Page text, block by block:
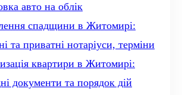
авто на облік
спадщини в Житомирі:
та приватні нотаріуси, терміни
квартири в Житомирі:
документи та порядок дій